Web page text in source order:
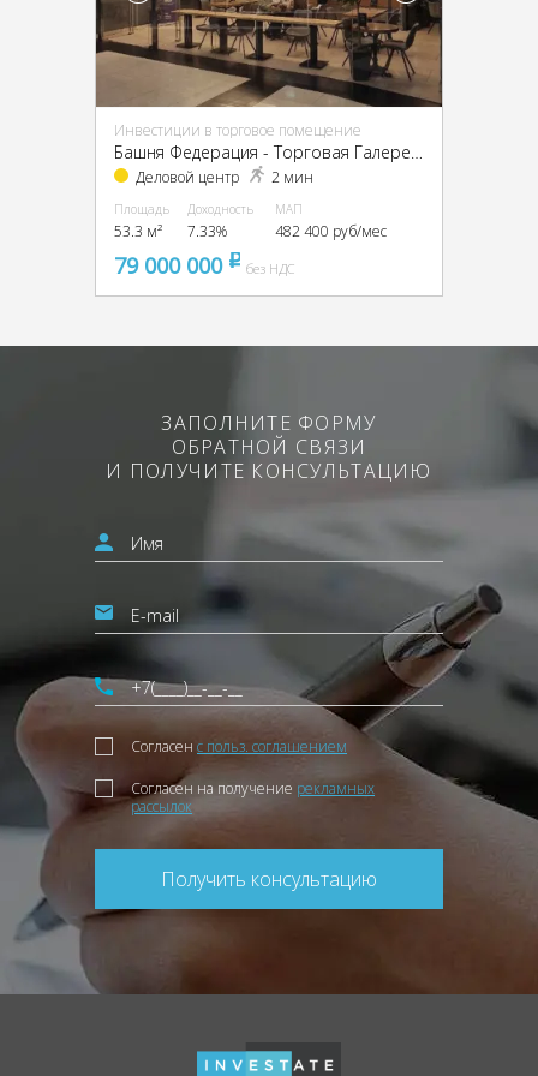
Инвестиции в торговое помещение
Башня Федерация - Торговая Галерея, ЦАО, г Москва, Пресненская наб, д 12
Деловой центр 2 мин
Площадь
53.3 м²
Доходность
7.33%
МАП
482 400 руб/мес
79 000 000 pуббез НДС
ЗАПОЛНИТЕ ФОРМУ
ОБРАТНОЙ СВЯЗИ
И ПОЛУЧИТЕ КОНСУЛЬТАЦИЮ
Согласен с польз. соглашением
Согласен на получение рекламных
рассылок
Получить консультацию